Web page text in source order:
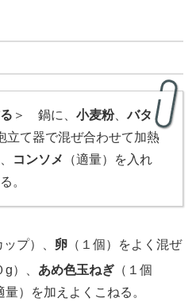
＞ 鍋に、 小麦粉、バタ
立て器で混ぜ合わせて加熱
コンソメ
（適量）を入れ
。
プ）、 卵 （１個）をよく混ぜ
g）、 あめ色玉ねぎ （１個
量）を加えよくこねる。